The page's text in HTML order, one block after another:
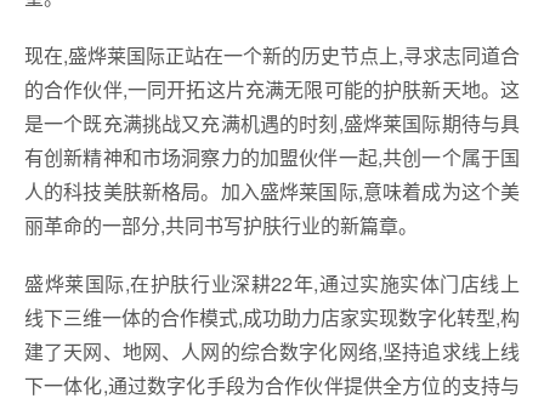
现在,盛烨莱国际正站在一个新的历史节点上,寻求志同道合
的合作伙伴,一同开拓这片充满无限可能的护肤新天地。这
是一个既充满挑战又充满机遇的时刻,盛烨莱国际期待与具
有创新精神和市场洞察力的加盟伙伴一起,共创一个属于国
人的科技美肤新格局。加入盛烨莱国际,意味着成为这个美
丽革命的一部分,共同书写护肤行业的新篇章。
盛烨莱国际,在护肤行业深耕22年,通过实施实体门店线上
线下三维一体的合作模式,成功助力店家实现数字化转型,构
建了天网、地网、人网的综合数字化网络,坚持追求线上线
下一体化,通过数字化手段为合作伙伴提供全方位的支持与